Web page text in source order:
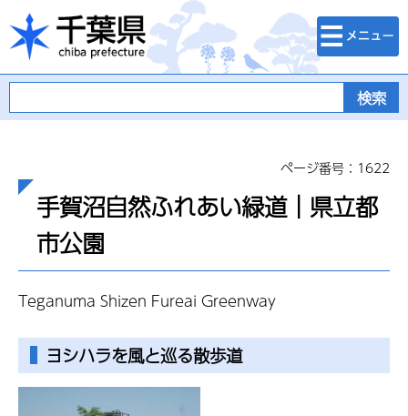
千葉県
検索・メニュ
ー
ページ番号：1622
手賀沼自然ふれあい緑道｜県立都
市公園
Teganuma Shizen Fureai Greenway
ヨシハラを風と巡る散歩道